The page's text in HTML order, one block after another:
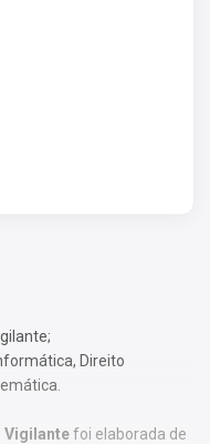
Direito
Vigilantefoi elaborada de